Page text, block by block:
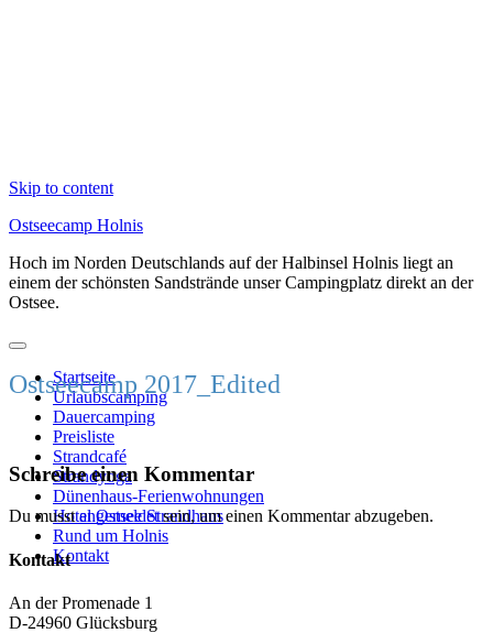
Skip to content
Ostseecamp Holnis
Hoch im Norden Deutschlands auf der Halbinsel Holnis liegt an
einem der schönsten Sandstrände unser Campingplatz direkt an der
Ostsee.
Startseite
Urlaubscamping
Dauercamping
Preisliste
Strandcafé
Strandyoga
Dünenhaus-Ferienwohnungen
Hotel Ostsee Strandhaus
Rund um Holnis
Kontakt
Ostseecamp 2017_Edited
Schreibe einen Kommentar
Du musstangemeldetsein, um einen Kommentar abzugeben.
Kontakt
An der Promenade 1
D-24960 Glücksburg